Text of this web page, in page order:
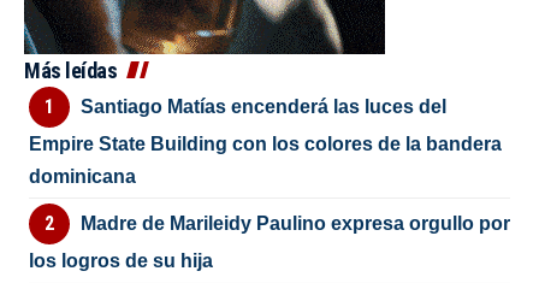
Más leídas
Santiago Matías encenderá las luces del
Empire State Building con los colores de la bandera
dominicana
Madre de Marileidy Paulino expresa orgullo por
los logros de su hija